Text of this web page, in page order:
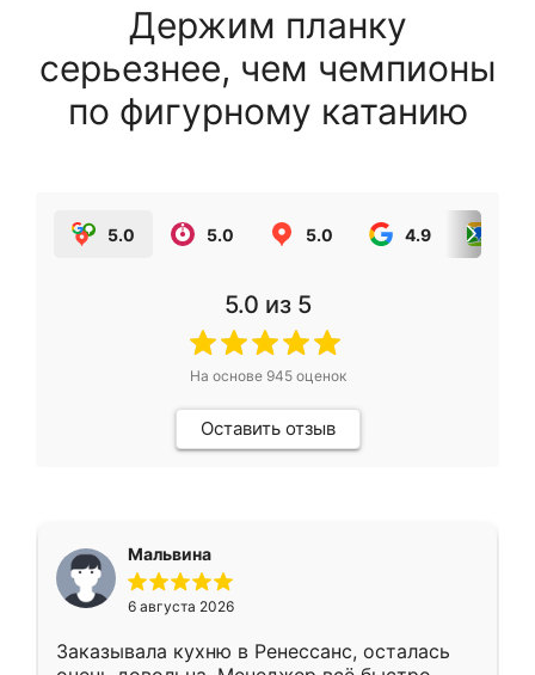
Держим планку
серьезнее, чем чемпионы
по фигурному катанию
5.0 5.0 5.0 4.9
5.0 из 5
На основе 945оценок
Оставить отзыв
Мальвина
6 августа 2026
Заказывала кухню в Ренессанс, осталась